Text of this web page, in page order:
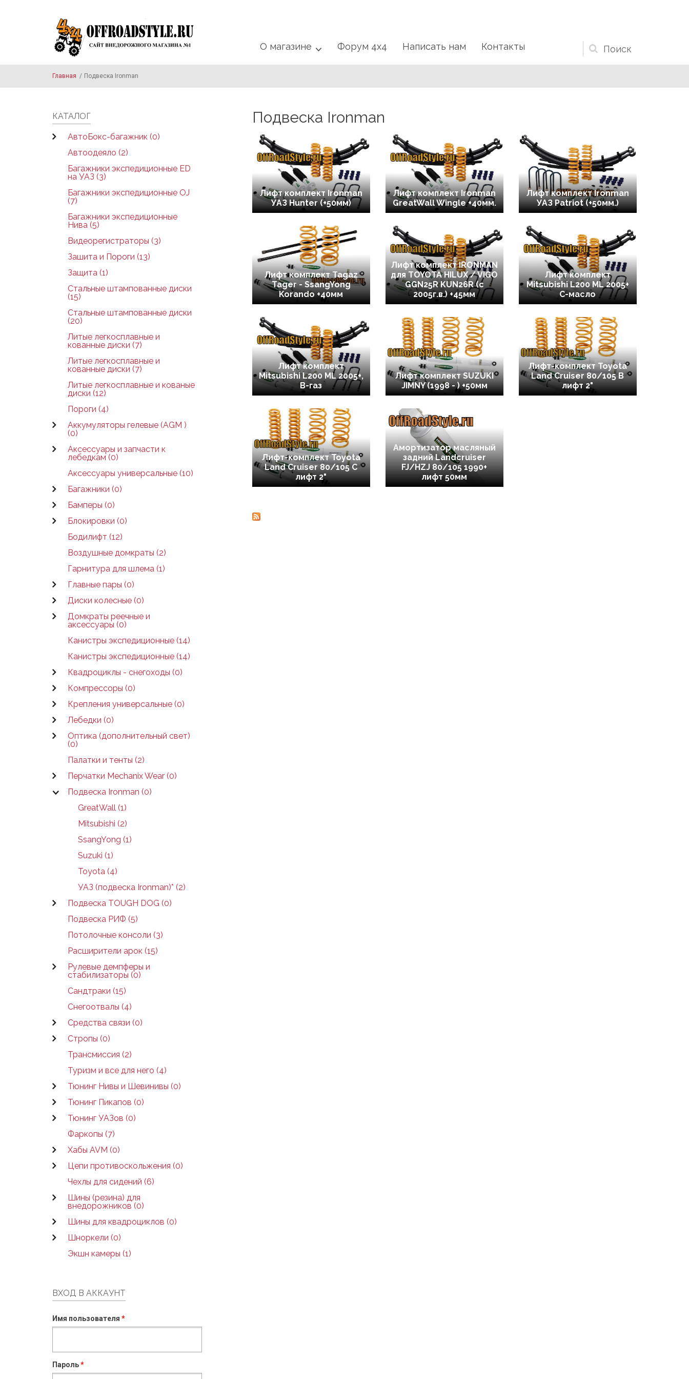
Форма
О магазине Форум 4x4 Написать нам Контакты
Главная / Подвеска Ironman
КАТАЛОГ
АвтоБокс-багажник (0)
Автоодеяло (2)
Багажники экспедиционные ED
на УАЗ (3)
Багажники экспедиционные OJ
(7)
Багажники экспедиционные
Нива (5)
Видеорегистраторы (3)
Зашита и Пороги (13)
Защита (1)
Стальные штампованные диски
(15)
Стальные штампованные диски
(20)
Литые легкосплавные и
кованные диски (7)
Литые легкосплавные и
кованные диски (7)
Литые легкосплавные и кованые
диски (12)
Пороги (4)
Аккумуляторы гелевые (AGM )
(0)
Аксессуары и запчасти к
лебедкам (0)
Аксессуары универсальные (10)
Багажники (0)
Бамперы (0)
Блокировки (0)
Бодилифт (12)
Воздушные домкраты (2)
Гарнитура для шлема (1)
Главные пары (0)
Диски колесные (0)
Домкраты реечные и
аксессуары (0)
Канистры экспедиционные (14)
Канистры экспедиционные (14)
Квадроциклы - снегоходы (0)
Компрессоры (0)
Крепления универсальные (0)
Лебедки (0)
Оптика (дополнительный свет)
(0)
Палатки и тенты (2)
Перчатки Mechanix Wear (0)
Подвеска Ironman (0)
GreatWall (1)
Mitsubishi (2)
SsangYong (1)
Suzuki (1)
Toyota (4)
УАЗ (подвеска Ironman)* (2)
Подвеска TOUGH DOG (0)
Подвеска РИФ (5)
Потолочные консоли (3)
Расширители арок (15)
Рулевые демпферы и
стабилизаторы (0)
Сандтраки (15)
Снегоотвалы (4)
Средства связи (0)
Стропы (0)
Трансмиссия (2)
Туризм и все для него (4)
Тюнинг Нивы и Шевинивы (0)
Тюнинг Пикапов (0)
Тюнинг УАЗов (0)
Фаркопы (7)
Хабы AVM (0)
Цепи противоскольжения (0)
Чехлы для сидений (6)
Шины (резина) для
внедорожников (0)
Шины для квадроциклов (0)
Шноркели (0)
Экшн камеры (1)
ВХОД В АККАУНТ
Имя пользователя *
Пароль*
Подвеска Ironman
Лифт комплект Ironman
УАЗ Hunter (+50мм)
Лифт комплект Ironman
GreatWall Wingle +40мм.
Лифт комплект Ironman
УАЗ Patriot (+50мм.)
Лифт комплект Tagaz
Tager - SsangYong
Korando +40мм
Лифт комплект IRONMAN
для TOYOTA HILUX / VIGO
GGN25R KUN26R (с
2005г.в.) +45мм
Лифт комплект
Mitsubishi L200 ML 2005+
C-масло
Лифт комплект
Mitsubishi L200 ML 2005+,
В-газ
Лифт комплект SUZUKI
JIMNY (1998 - ) +50мм
Лифт-комплект Toyota
Land Cruiser 80/105 B
лифт 2"
Лифт-комплект Toyota
Land Cruiser 80/105 C
лифт 2"
Амортизатор масляный
задний Landcruiser
FJ/HZJ 80/105 1990+
лифт 50мм